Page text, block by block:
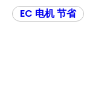
EC 电机 节省